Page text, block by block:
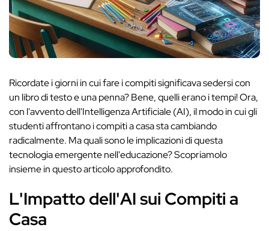
Ricordate i giorni in cui fare i compiti significava sedersi con
un libro di testo e una penna? Bene, quelli erano i tempi! Ora,
con l'avvento dell'Intelligenza Artificiale (AI), il modo in cui gli
studenti affrontano i compiti a casa sta cambiando
radicalmente. Ma quali sono le implicazioni di questa
tecnologia emergente nell'educazione? Scopriamolo
insieme in questo articolo approfondito.
L'Impatto dell'AI sui Compiti a
Casa